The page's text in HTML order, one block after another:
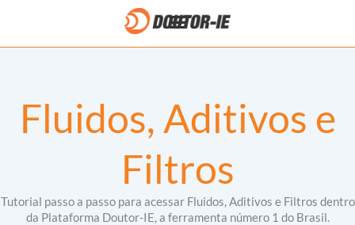
Fluidos, Aditivos e
Filtros​
Tutorial passo a passo para acessar Fluidos, Aditivos e Filtros​ dentro
da Plataforma Doutor-IE, a ferramenta número 1 do Brasil.